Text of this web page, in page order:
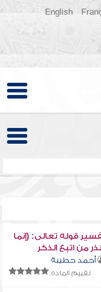
English
قوله تعالى: (إنما
من اتبع الذكر
الرحمن بالغيب..)
أحمد حطيبة
تقييم المادة: